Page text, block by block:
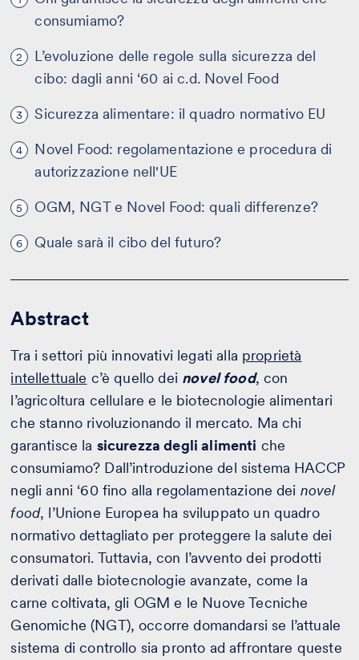
consumiamo?
2
L’evoluzione delle regole sulla sicurezza del
cibo: dagli anni ‘60 ai c.d. Novel Food
3 Sicurezza alimentare: il quadro normativo EU
4
Novel Food: regolamentazione e procedura di
autorizzazione nell'UE
5 OGM, NGT e Novel Food: quali differenze?
6 Quale sarà il cibo del futuro?
Abstract
Tra i settori più innovativi legati alla proprietà
intellettuale c’è quello dei novel food, con
l’agricoltura cellulare e le biotecnologie alimentari
che stanno rivoluzionando il mercato. Ma chi
garantisce la sicurezza degli alimenti che
consumiamo? Dall’introduzione del sistema HACCP
negli anni ‘60 fino alla regolamentazione dei novel
food, l’Unione Europea ha sviluppato un quadro
normativo dettagliato per proteggere la salute dei
consumatori. Tuttavia, con l’avvento dei prodotti
derivati dalle biotecnologie avanzate, come la
carne coltivata, gli OGM e le Nuove Tecniche
Genomiche (NGT), occorre domandarsi se l’attuale
sistema di controllo sia pronto ad affrontare queste